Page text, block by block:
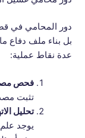
دور المحامي في
بل بناء ملف دفاع
عدة نقاط عملية:
فحص
تثبت
تحليل
يوجد